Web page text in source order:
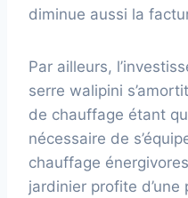
diminue aussi la
Par ailleurs,
serre walipini
de chauffage étant
nécessaire de
chauffage
jardinier profite